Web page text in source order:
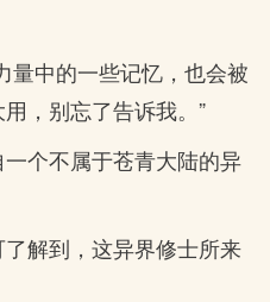
量中的一些记忆，也会被
，别忘了告诉我。”
个不属于苍青大陆的异
解到，这异界修士所来